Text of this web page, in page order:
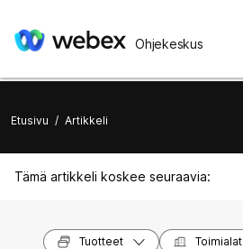
Ohjekeskus
Etusivu / Artikkeli
Tämä artikkeli koskee seuraavia:
Tuotteet Toimialat